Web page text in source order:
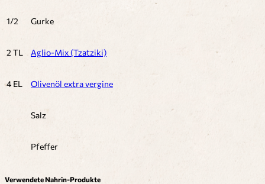
1/2 Gurke
2 TL Aglio-Mix (Tzatziki)
4 EL Olivenöl extra vergine
Salz
Pfeffer
Verwendete Nahrin-Produkte